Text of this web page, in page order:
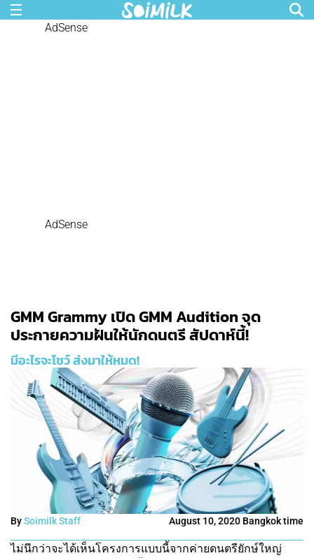
AdSense
AdSense
GMM Grammy เปิด GMM Audition จุด
ประกายความฝันให้นักดนตรี สัปดาห์นี้!
มีอะไรจะโชว์ ส่งมาให้หมด!
BySoimilk Staff August 10, 2020 Bangkok time
ไม่นึกว่าจะได้เห็นโครงการแบบนี้จากค่ายดนตรียักษ์ใหญ่